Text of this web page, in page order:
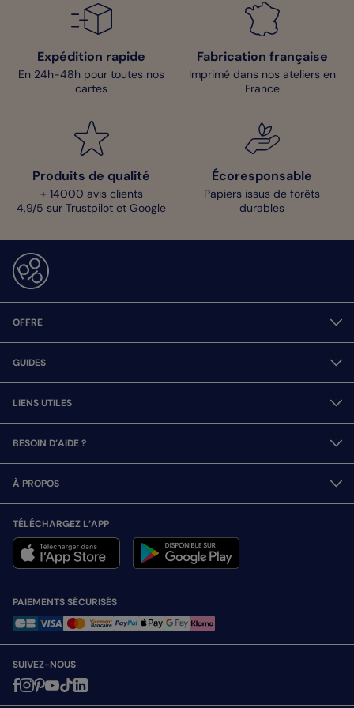
Expédition rapide
En 24h-48h pour toutes nos
cartes
Fabrication française
Imprimé dans nos ateliers en
France
Produits de qualité
+ 14000 avis clients
4,9/5 sur Trustpilot et Google
Écoresponsable
Papiers issus de forêts
durables
OFFRE
GUIDES
LIENS UTILES
BESOIN D’AIDE ?
À PROPOS
TÉLÉCHARGEZ L’APP
PAIEMENTS SÉCURISÉS
SUIVEZ-NOUS